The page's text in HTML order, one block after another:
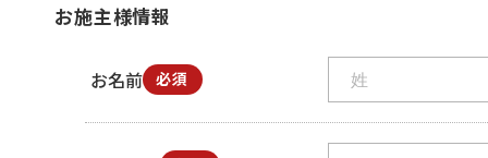
お施主様情報
お名前 必須